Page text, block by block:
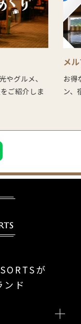
やグルメ、
ご紹介しま
メ
お得
ン、
が
ンド